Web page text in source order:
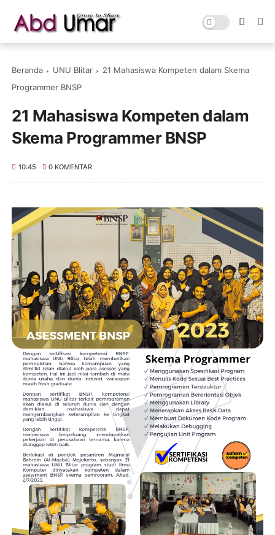
Beranda UNU Blitar
21 Mahasiswa Kompeten dalam Skema
Programmer BNSP
21 Mahasiswa Kompeten dalam
Skema Programmer BNSP
10:45 0 KOMENTAR